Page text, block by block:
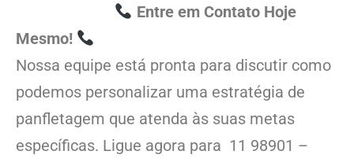
Entre em Contato Hoje
Mesmo!
Nossa equipe está pronta para discutir como
podemos personalizar uma estratégia de
panfletagem que atenda às suas metas
específicas. Ligue agora para 11 98901 –